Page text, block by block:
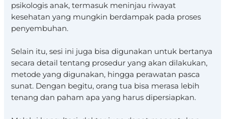
psikologis anak, termasuk meninjau riwayat
kesehatan yang mungkin berdampak pada proses
penyembuhan.
Selain itu, sesi ini juga bisa digunakan untuk bertanya
secara detail tentang prosedur yang akan dilakukan,
metode yang digunakan, hingga perawatan pasca
sunat. Dengan begitu, orang tua bisa merasa lebih
tenang dan paham apa yang harus dipersiapkan.